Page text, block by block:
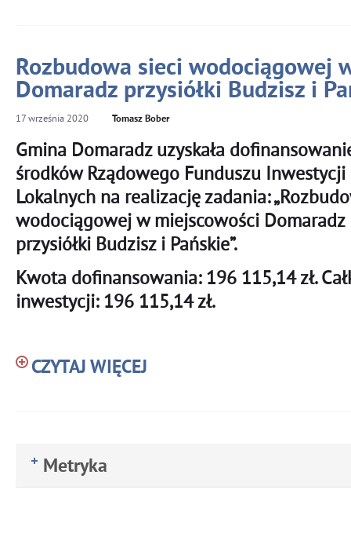
Rozbudowa sieci wodociągowej
Domaradz przysiółki Budzisz i
17 września 2020 Tomasz Bober
Gmina Domaradz uzyskała
środków Rządowego Funduszu Inwestycji
Lokalnych na realizację zadania:
wodociągowej w miejscowości Domaradz
przysiółki Budzisz i Pańskie”.
Kwota dofinansowania: 196 115,14 zł.
inwestycji: 196 115,14 zł.
CZYTAJ WIĘCEJ
Metryka